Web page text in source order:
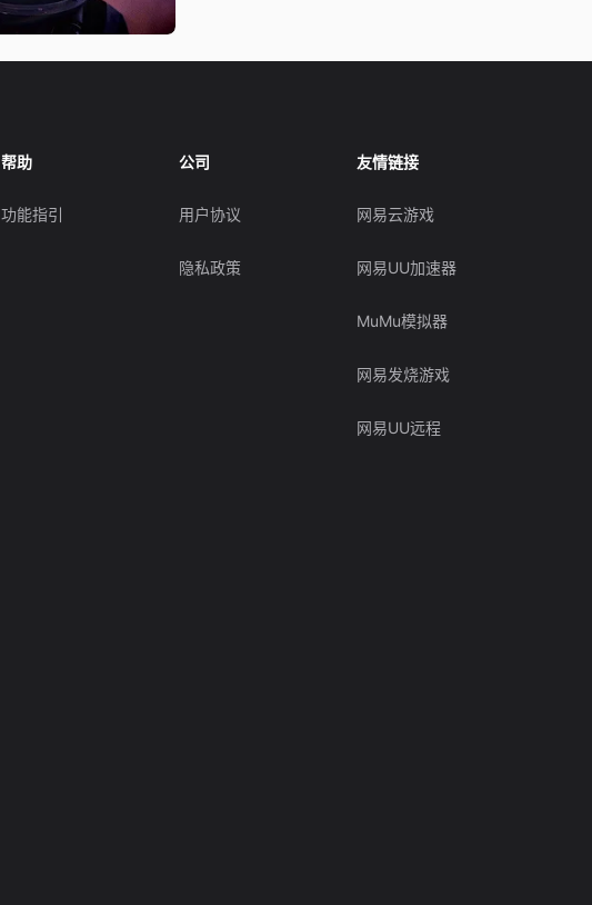
帮助
功能指引
公司
用户协议
隐私政策
友情链接
网易云游戏
网易UU加速器
MuMu模拟器
网易发烧游戏
网易UU远程